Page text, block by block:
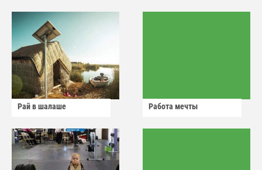
Рай в шалаше Работа мечты